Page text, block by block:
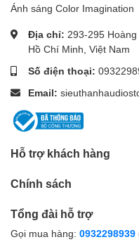
Ánh sáng Color Imagination
Địa chỉ: 293-295
Hồ Chí Minh, Việt Nam
Số điện thoại:
Email:
Hỗ trợ khách hàng
Chính sách
Tổng đài hỗ trợ
Gọi mua hàng: 0932298939